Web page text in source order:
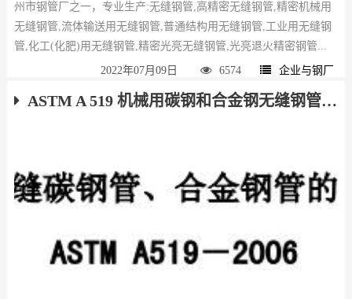
州市钢管厂之一，专业生产:无缝钢管,高精密无缝钢管,精密机械用
无缝钢管,流体输送用无缝钢管,普通结构用无缝钢管,工业用无缝钢
管,化工(化肥)用无缝钢管,精密光亮无缝钢管,光亮退火精密钢管...
2022年07月09日 6574 企业与钢厂
ASTM A 519 机械用碳钢和合金钢无缝钢管 下载